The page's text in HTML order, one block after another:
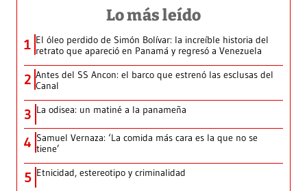
Lo más leído
1 El óleo perdido de Simón Bolívar: la increíble historia del
retrato que apareció en Panamá y regresó a Venezuela
2 Antes del SS Ancon: el barco que estrenó las esclusas del
Canal
3 La odisea: un matiné a la panameña
4 Samuel Vernaza: ‘La comida más cara es la que no se
tiene’
5 Etnicidad, estereotipo y criminalidad